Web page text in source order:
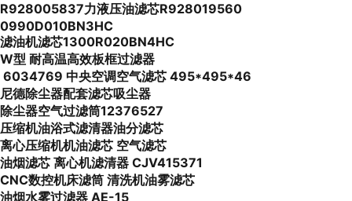
R928005837力液压油滤芯R928019560
0990D010BN3HC
滤油机滤芯1300R020BN4HC
W型 耐高温高效板框过滤器
6034769 中央空调空气滤芯 495*495*46
尼德除尘器配套滤芯吸尘器
除尘器空气过滤筒12376527
压缩机油浴式滤清器油分滤芯
离心压缩机机油滤芯 空气滤芯
油烟滤芯 离心机滤清器 CJV415371
CNC数控机床滤筒 清洗机油雾滤芯
油烟水雾过滤器 AE-15